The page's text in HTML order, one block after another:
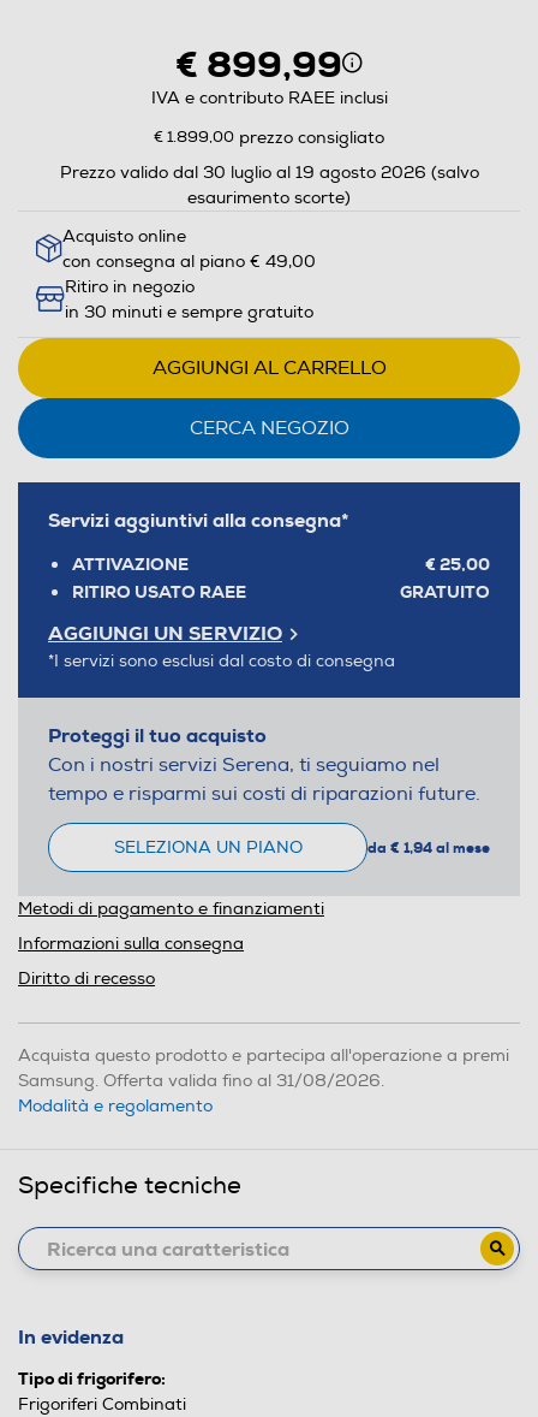
Calcolatore
risparmio
di
€ 899,99
IVA e contributo RAEE inclusi
€ 1.899,00 prezzo consigliato
Prezzo valido dal 30 luglio al 19 agosto 2026 (salvo
esaurimento scorte)
Acquisto online
con consegna al piano € 49,00
Ritiro in negozio
in 30 minuti e sempre gratuito
AGGIUNGI AL CARRELLO
CERCA NEGOZIO
Servizi aggiuntivi alla consegna*
ATTIVAZIONE
€ 25,00
RITIRO USATO RAEE
GRATUITO
AGGIUNGI UN SERVIZIO
*I servizi sono esclusi dal costo di consegna
Proteggi il tuo acquisto
Con i nostri servizi Serena, ti seguiamo nel
tempo e risparmi sui costi di riparazioni future.
SELEZIONA UN PIANO da € 1,94 al mese
Metodi di pagamento e finanziamenti
Informazioni sulla consegna
Diritto di recesso
Acquista questo prodotto e partecipa all'operazione a premi
Samsung. Offerta valida fino al 31/08/2026.
Modalità e regolamento
Specifiche tecniche
In evidenza
Tipo di frigorifero:
Frigoriferi Combinati